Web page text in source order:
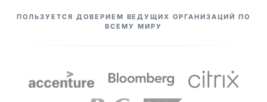
НАШИ ПАРТНЕРЫ
ПОЛЬЗУЕТСЯ ДОВЕРИЕМ ВЕДУЩИХ ОРГАНИЗАЦИЙ ПО
ВСЕМУ МИРУ